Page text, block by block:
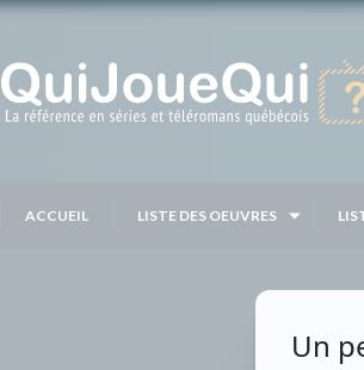
ACCUEIL LISTE DES OEUVRES